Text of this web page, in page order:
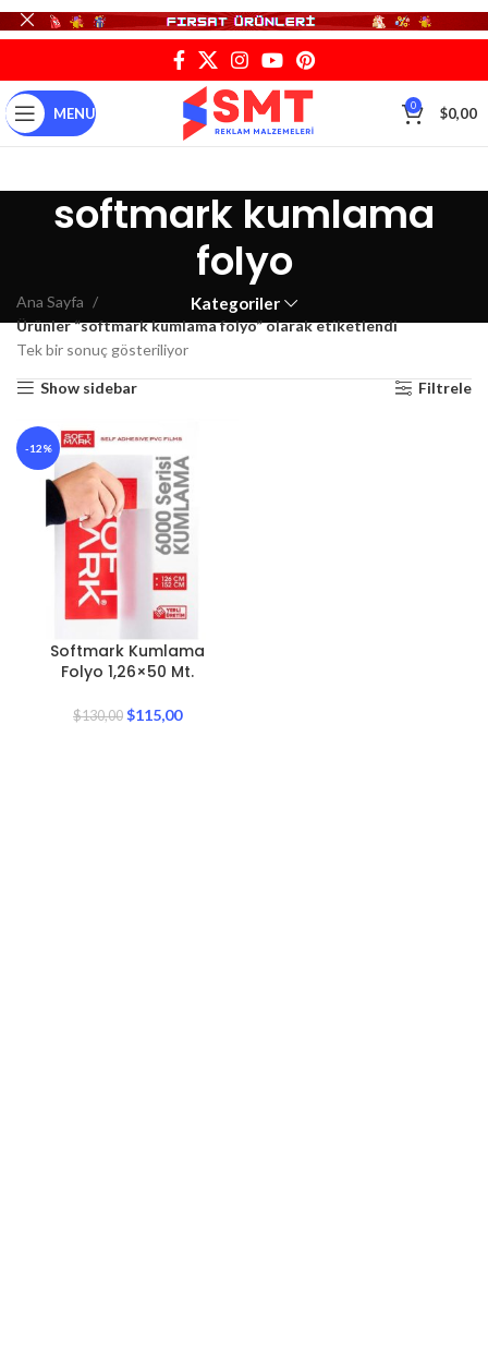
MENU 0 $0,00
softmark kumlama
folyo
Kategoriler
Ana Sayfa
Ürünler “softmark kumlama folyo” olarak etiketlendi
Tek bir sonuç gösteriliyor
Show sidebar Filtrele
-12%
Softmark Kumlama
Folyo 1,26×50 Mt.
$130,00 $115,00